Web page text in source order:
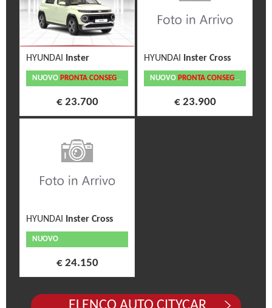
HYUNDAI Inster
NUOVO PRONTA CONSEGNA
€ 23.700
HYUNDAI Inster Cross
NUOVO PRONTA CONSEGNA
€ 23.900
HYUNDAI Inster Cross
NUOVO
€ 24.150